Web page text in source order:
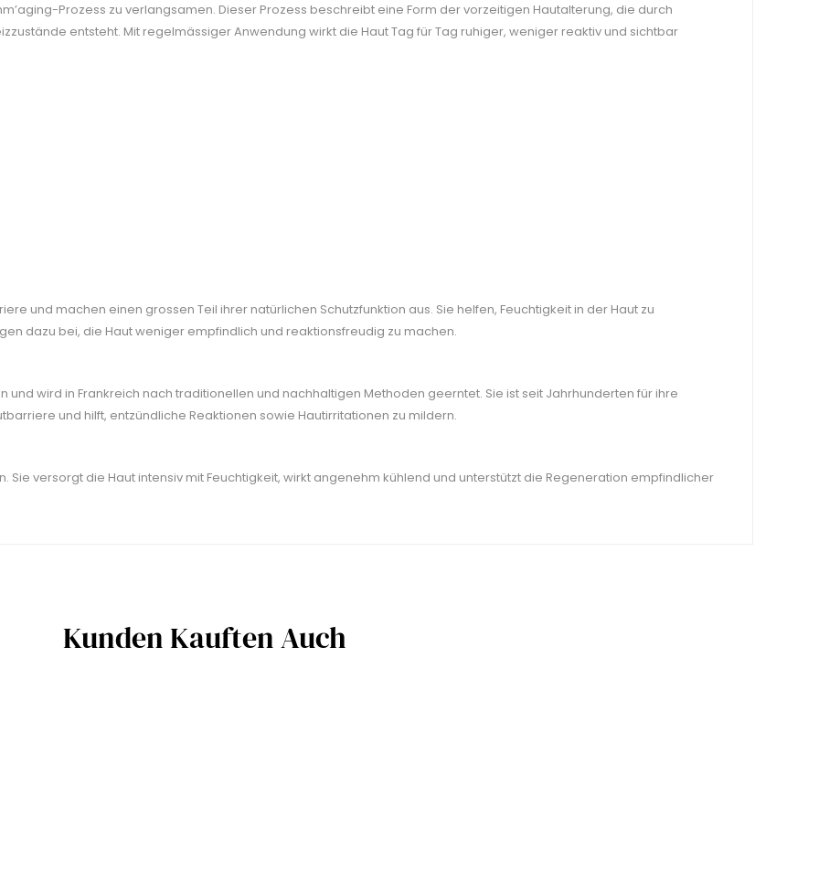
Prozess zu verlangsamen. Dieser Prozess beschreibt eine Form der vorzeitigen Hautalterung, die durch
entsteht. Mit regelmässiger Anwendung wirkt die Haut Tag für Tag ruhiger, weniger reaktiv und sichtbar
und machen einen grossen Teil ihrer natürlichen Schutzfunktion aus. Sie helfen, Feuchtigkeit in der Haut zu
dazu bei, die Haut weniger empfindlich und reaktionsfreudig zu machen.
und wird in Frankreich nach traditionellen und nachhaltigen Methoden geerntet. Sie ist seit Jahrhunderten für ihre
und hilft, entzündliche Reaktionen sowie Hautirritationen zu mildern.
Sie versorgt die Haut intensiv mit Feuchtigkeit, wirkt angenehm kühlend und unterstützt die Regeneration empfindlicher
Kunden Kauften Auch